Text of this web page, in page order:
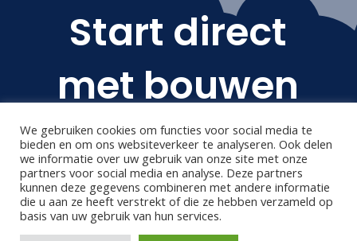
Start direct
met bouwen
Wacht niet langer en bouw vandaag
nog jouw eigen professionele website
PROBEER HET GRATIS
We gebruiken cookies om functies voor social media te
bieden en om ons websiteverkeer te analyseren. Ook delen
we informatie over uw gebruik van onze site met onze
partners voor social media en analyse. Deze partners
kunnen deze gegevens combineren met andere informatie
die u aan ze heeft verstrekt of die ze hebben verzameld op
basis van uw gebruik van hun services.